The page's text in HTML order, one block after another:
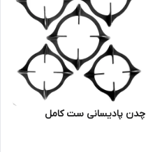
چدن پادیسانی ست کامل